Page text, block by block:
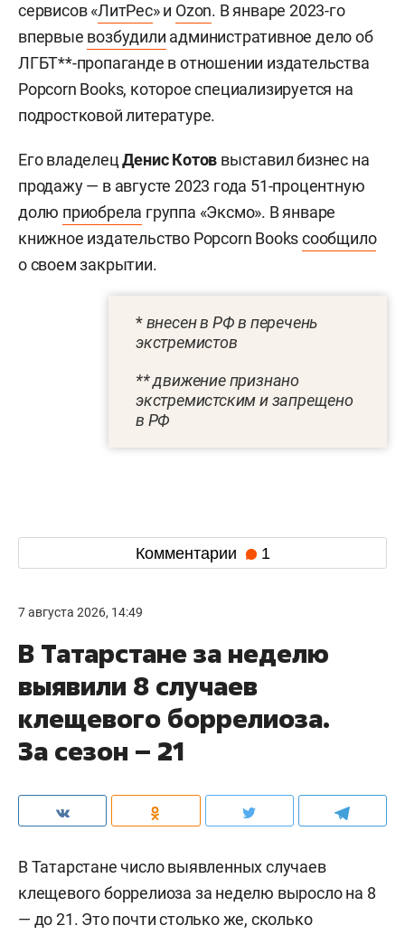
сервисов «ЛитРес» и Ozon. В январе 2023-го
впервые возбудили административное дело об
ЛГБТ**-пропаганде в отношении издательства
Popcorn Books, которое специализируется на
подростковой литературе.
Его владелецДенис Котов выставил бизнес на
продажу — в августе 2023 года 51-процентную
долю приобрела группа «Эксмо». В январе
книжное издательство Popcorn Booksсообщило
о своем закрытии.
*внесен в РФ в перечень
экстремистов
** движение признано
экстремистским и запрещено
в РФ
Комментарии 1
7 августа 2026, 14:49
В Татарстане за неделю
выявили 8 случаев
клещевого боррелиоза.
За сезон – 21
В Татарстане число выявленных случаев
клещевого боррелиоза за неделю выросло на 8
— до 21. Это почти столько же, сколько